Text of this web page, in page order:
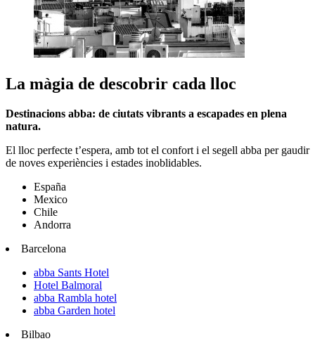
La màgia de descobrir cada lloc
Destinacions abba: de ciutats vibrants a escapades en plena
natura.
El lloc perfecte t’espera, amb tot el confort i el segell abba per gaudir
de noves experiències i estades inoblidables.
España
Mexico
Chile
Andorra
Barcelona
abba Sants Hotel
Hotel Balmoral
abba Rambla hotel
abba Garden hotel
Bilbao